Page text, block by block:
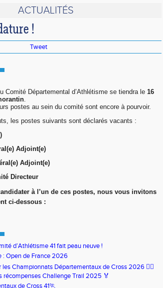
ACTUALITÉS
!
Tweet
Comité Départemental d’Athlétisme se tiendra le 16
.
postes au sein du comité sont encore à pourvoir.
les postes suivants sont déclarés vacants :
Adjoint(e)
Adjoint(e)
Directeur
à l’un de ces postes, nous vous invitons
ci-dessous :
d’Athlétisme 41 fait peau neuve !
: Open de France 2026
les Championnats Départementaux de Cross 2026 🏃‍♀️
récompenses Challenge Trail 2025 🏅
de Cross 41🏃